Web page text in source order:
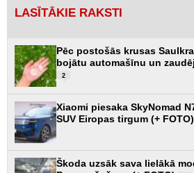
LASĪTĀKIE RAKSTI
Pēc postošās krusas
bojātu automašīnu un
2
Xiaomi piesaka SkyNomad
SUV Eiropas tirgum (+ FOTO)
Škoda uzsāk sava lielākā